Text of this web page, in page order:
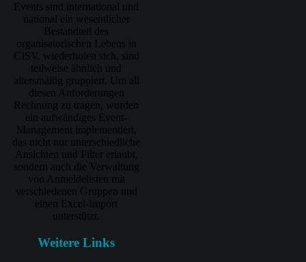
Events sind international und
national ein wesentlicher
Bestandteil des
organisatorischen Lebens in
CISV, wiederholen sich, sind
teilweise ähnlich und
altersmäßig gruppiert. Um all
diesen Anforderungen
Rechnung zu tragen, wurden
ein aufwändiges Event-
Management implementiert,
das nicht nur unterschiedliche
Ansichten und Filter erlaubt,
sondern auch die Verwaltung
von Anmeldelisten mit
verschiedenen Gruppen und
einen Excel-Import
unterstützt.
Weitere Links